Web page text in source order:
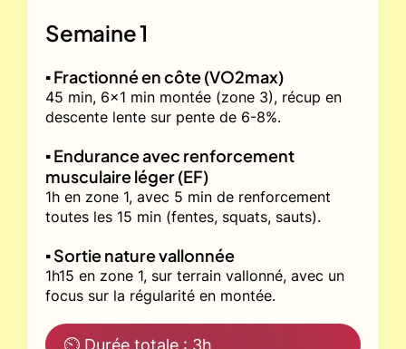
Semaine 1
▪️ Fractionné en côte (VO2max)
45 min, 6x1 min montée (zone 3), récup en
descente lente sur pente de 6-8%.
▪️ Endurance avec renforcement
musculaire léger (EF)
1h en zone 1, avec 5 min de renforcement
toutes les 15 min (fentes, squats, sauts).
▪️ Sortie nature vallonnée
1h15 en zone 1, sur terrain vallonné, avec un
focus sur la régularité en montée.
⏲ Durée totale : 3h